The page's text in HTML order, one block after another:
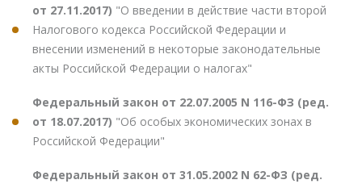
от 27.11.2017) "О введении в действие части второй
Налогового кодекса Российской Федерации и
внесении изменений в некоторые законодательные
акты Российской Федерации о налогах"
Федеральный закон от 22.07.2005 N 116-ФЗ (ред.
от 18.07.2017) "Об особых экономических зонах в
Российской Федерации"
Федеральный закон от 31.05.2002 N 62-ФЗ (ред.